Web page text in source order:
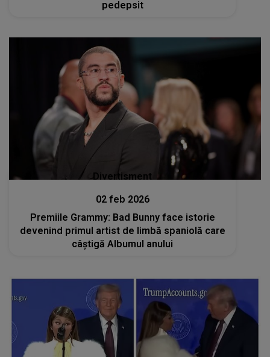
pedepsit
Divertisment
02 feb 2026
Premiile Grammy: Bad Bunny face istorie
devenind primul artist de limbă spaniolă care
câştigă Albumul anului